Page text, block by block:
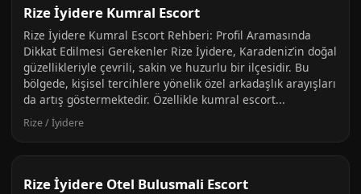
Rize İyidere Kumral Escort
Rize İyidere Kumral Escort Rehberi: Profil Aramasında
Dikkat Edilmesi Gerekenler Rize İyidere, Karadeniz’in doğal
güzellikleriyle çevrili, sakin ve huzurlu bir ilçesidir. Bu
bölgede, kişisel tercihlere yönelik özel arkadaşlık arayışları
da artış göstermektedir. Özellikle kumral escort...
Rize / İyidere
Rize İyidere Otel Bulusmali Escort